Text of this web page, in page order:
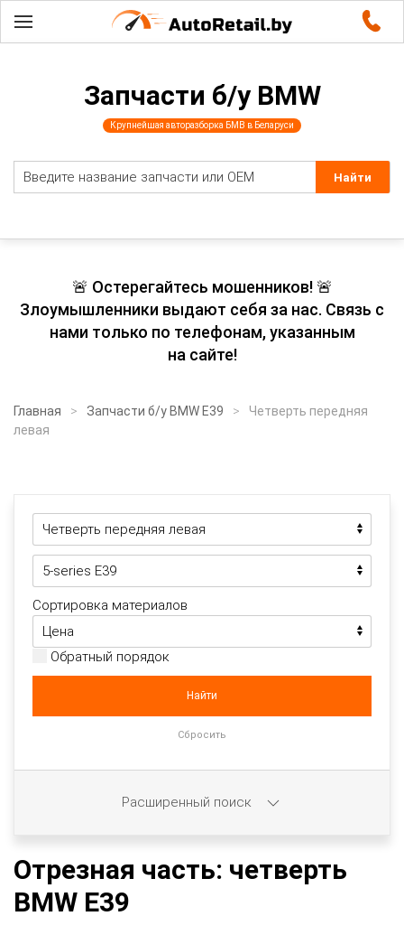
Запчасти б/у BMW
Крупнейшая авторазборка БМВ в Беларуси
🚨 Остерегайтесь мошенников! 🚨
Злоумышленники выдают себя за нас. Связь с
нами только по телефонам, указанным
на сайте!
Главная Запчасти б/у BMW E39
Четверть передняя
левая
Отрезная часть: четверть
BMW E39
Сортировка материалов
Обратный порядок
Расширенный поиск